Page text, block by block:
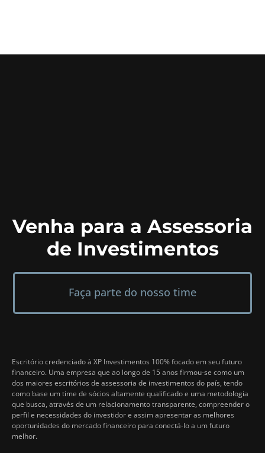
Venha para a Assessoria
de Investimentos
Faça parte do nosso time
Escritório credenciado à XP Investimentos 100% focado em seu futuro
financeiro. Uma empresa que ao longo de 15 anos firmou-se como um
dos maiores escritórios de assessoria de investimentos do país, tendo
como base um time de sócios altamente qualificado e uma metodologia
que busca, através de um relacionamento transparente, compreender o
perfil e necessidades do investidor e assim apresentar as melhores
oportunidades do mercado financeiro para conectá-lo a um futuro
melhor.